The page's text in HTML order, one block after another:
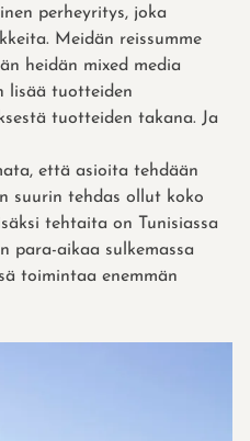
perheyritys, joka
Meidän reissumme
heidän mixed media
lisää tuotteiden
tuotteiden takana. Ja
että asioita tehdään
suurin tehdas ollut koko
tehtaita on Tunisiassa
para-aikaa sulkemassa
toimintaa enemmän